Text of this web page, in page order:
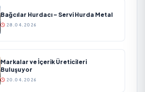
Bağcılar Hurdacı – Servi Hurda Metal
28.04.2026
Markalar ve İçerik Üreticileri
Buluşuyor
20.04.2026